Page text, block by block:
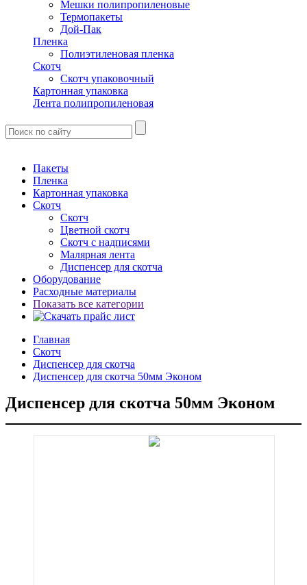
Мешки полипропиленовые
Термопакеты
Дой-Пак
Пленка
Полиэтиленовая пленка
Скотч
Скотч упаковочный
Картонная упаковка
Лента полипропиленовая
Пакеты
Пленка
Картонная упаковка
Скотч
Скотч
Цветной скотч
Скотч с надписями
Малярная лента
Диспенсер для скотча
Оборудование
Расходные материалы
Показать все категории
Главная
Скотч
Диспенсер для скотча
Диспенсер для скотча 50мм Эконом
Диспенсер для скотча 50мм Эконом